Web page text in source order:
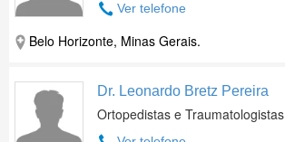
Ver telefone
Belo Horizonte, Minas Gerais.
Dr. Leonardo Bretz Pereira
Ortopedistas e Traumatologistas